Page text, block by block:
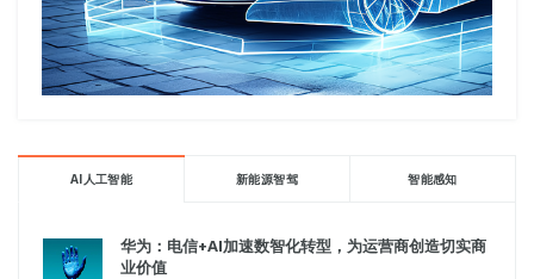
AI人工智能 新能源智驾 智能感知
华为：电信+AI加速数智化转型，为运营商创造切实商
业价值